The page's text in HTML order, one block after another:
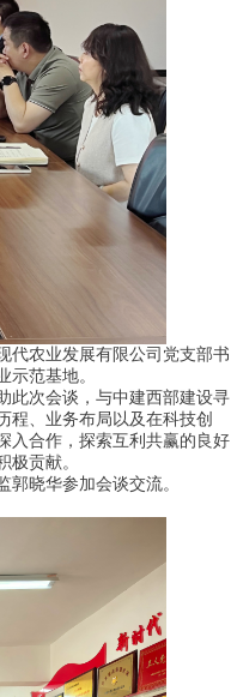
农业发展有限公司党支部书
范基地。
次会谈，与中建西部建设寻
程、业务布局以及在科技创
入合作，探索互利共赢的良好
贡献。
晓华参加会谈交流。